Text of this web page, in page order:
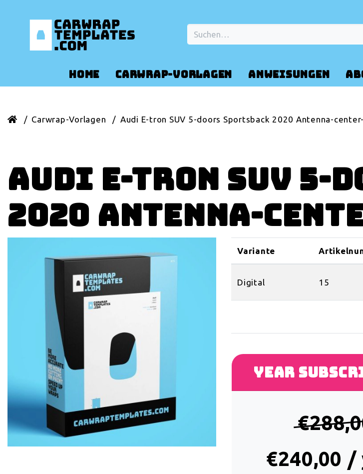
HOME CARWRAP-VORLAGEN ANWEISUNGEN
Carwrap-Vorlagen Audi E-tron SUV 5-doors Sportsback 2020 Antenna-
Audi E-tron SUV 5-
2020 Antenna-
Variante
Digital 15
Year
€240,00 /